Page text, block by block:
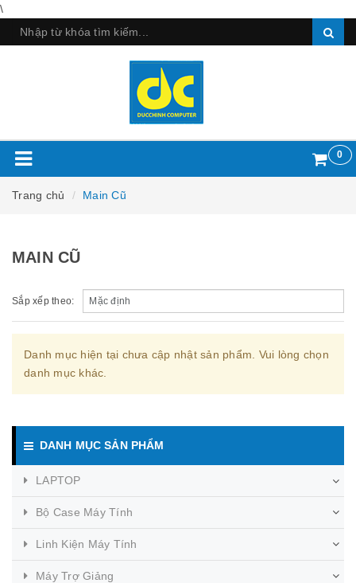
\
0
Trang chủ Main Cũ
MAIN CŨ
Sắp xếp theo:
Danh mục hiện tại chưa cập nhật sản phẩm. Vui lòng chọn
danh mục khác.
DANH MỤC SẢN PHẨM
LAPTOP
Bộ Case Máy Tính
Linh Kiện Máy Tính
Máy Trợ Giảng